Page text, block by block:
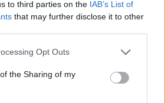
to third parties on the IAB’s List of
that may further disclose it to other
Opt Outs
the Sharing of my